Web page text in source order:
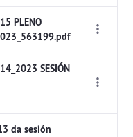
PLENO
SESIÓN
da sesión